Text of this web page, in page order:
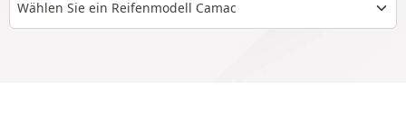
Wählen Sie ein Reifenmodell Camac